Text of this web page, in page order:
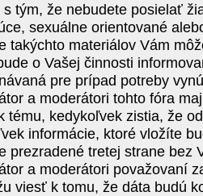
s tým, že nebudete posielať
sexuálne orientované
takýchto materiálov Vám
o Vašej činnosti
pre prípad potreby
a moderátori tohto fóra
tému, kedykoľvek zistia, že
informácie, ktoré vložíte
prezradené tretej strane bez
a moderátori považovaní
viesť k tomu, že dáta budú